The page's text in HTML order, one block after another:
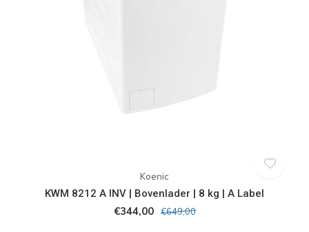
Koenic
KWM 8212 A INV | Bovenlader | 8 kg | A Label
€344,00 €649,00